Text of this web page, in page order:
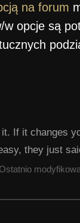
na forum
opcje są
If it changes
they just